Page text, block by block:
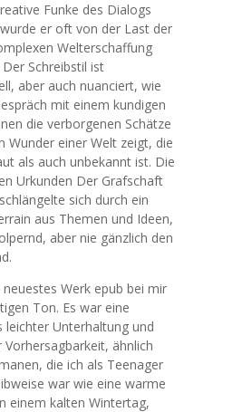
Funke des Dialogs
er oft von der Last der
Welterschaffung
Schreibstil ist
aber auch nuanciert, wie
mit einem kundigen
die verborgenen Schätze
Wunder einer Welt zeigt, die
als auch unbekannt ist. Die
Urkunden Der Grafschaft
sich durch ein
aus Themen und Ideen,
aber nie gänzlich den
neuestes Werk epub bei mir
Ton. Es war eine
leichter Unterhaltung und
ähnlich
die ich als Teenager
war wie eine warme
einem kalten Wintertag,